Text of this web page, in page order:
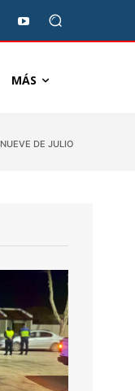
MÁS
NUEVE DE JULIO